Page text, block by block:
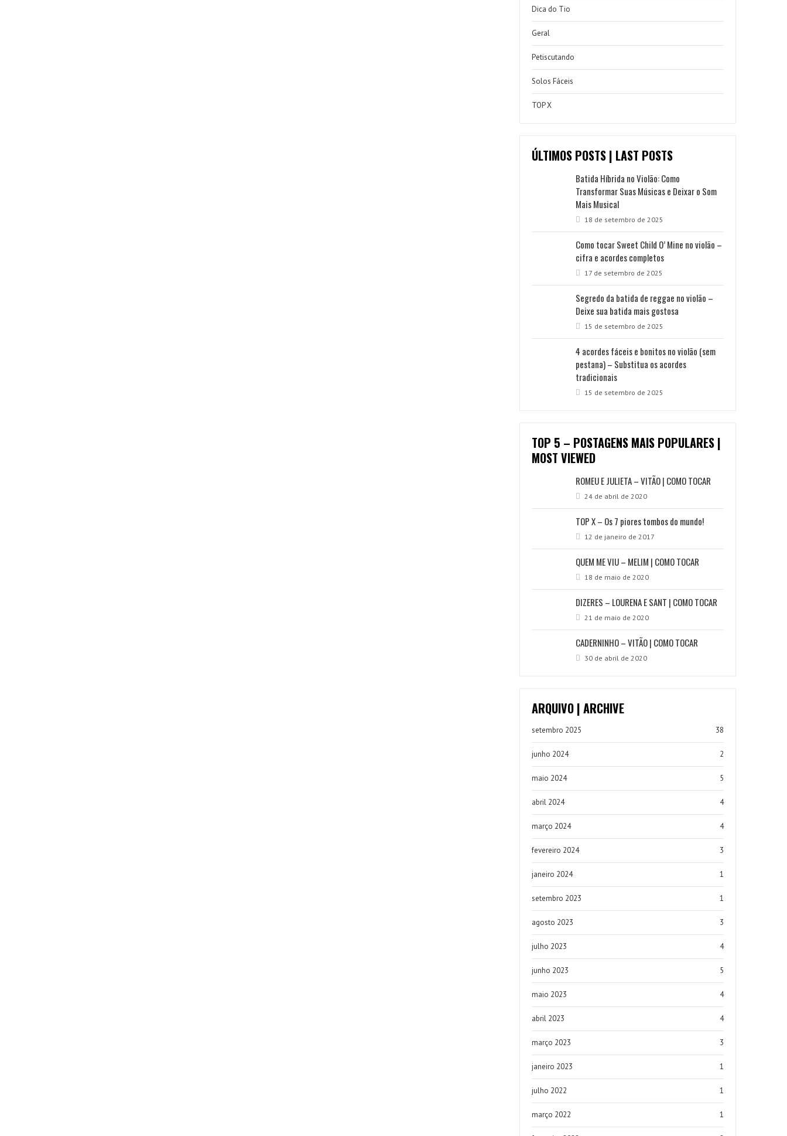
Dica do Tio
Geral
Petiscutando
Solos Fáceis
TOP X
ÚLTIMOS POSTS | LAST POSTS
Batida Híbrida no Violão: Como
Transformar Suas Músicas e Deixar o Som
Mais Musical
18 de setembro de 2025
Como tocar Sweet Child O’ Mine no violão –
cifra e acordes completos
17 de setembro de 2025
Segredo da batida de reggae no violão –
Deixe sua batida mais gostosa
15 de setembro de 2025
4 acordes fáceis e bonitos no violão (sem
pestana) – Substitua os acordes
tradicionais
15 de setembro de 2025
TOP 5 – POSTAGENS MAIS POPULARES |
MOST VIEWED
ROMEU E JULIETA – VITÃO | COMO TOCAR
24 de abril de 2020
TOP X – Os 7 piores tombos do mundo!
12 de janeiro de 2017
QUEM ME VIU – MELIM | COMO TOCAR
18 de maio de 2020
DIZERES – LOURENA E SANT | COMO TOCAR
21 de maio de 2020
CADERNINHO – VITÃO | COMO TOCAR
30 de abril de 2020
ARQUIVO | ARCHIVE
setembro 2025 38
junho 2024 2
maio 2024 5
abril 2024 4
março 2024 4
fevereiro 2024 3
janeiro 2024 1
setembro 2023 1
agosto 2023 3
julho 2023 4
junho 2023 5
maio 2023 4
abril 2023 4
março 2023 3
janeiro 2023 1
julho 2022 1
março 2022 1